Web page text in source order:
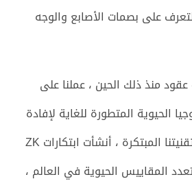
على بصمات الأصابع والوجه
منذ ذلك الحين ، عملنا على
الحيوية المتطورة للغاية لإفادة
الآخرين. استنادًا إلى تقنيتنا المبتكرة ، أنشأت ابتكارات ZK
المقاييس الحيوية في العالم ،